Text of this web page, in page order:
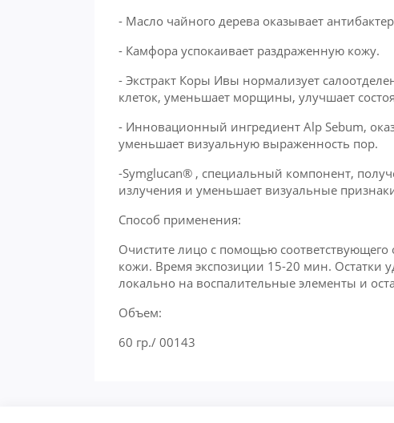
- Масло чайного дерева оказывает
- Камфора успокаивает раздраженную кожу.
- Экстракт Коры Ивы нормализует
клеток, уменьшает морщины, улучшает
- Инновационный ингредиент Alp Sebum,
уменьшает визуальную выраженность пор.
-Symglucan® , специальный компонент,
излучения и уменьшает визуальные
Способ применения:
Очистите лицо с помощью
кожи. Время экспозиции 15-20 мин. Остатки
локально на воспалительные элементы и
Объем:
60 гр./ 00143